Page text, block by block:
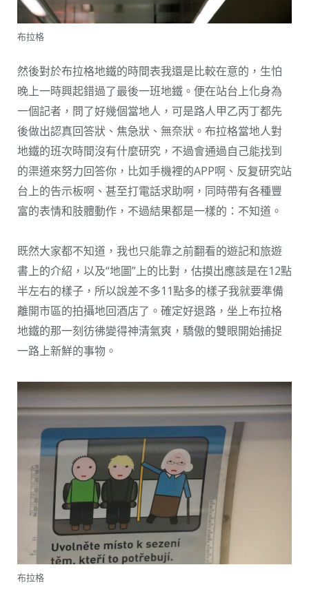
布拉格
然後對於布拉格地鐵的時間表我還是比較在意的，生怕
晚上一時興起錯過了最後一班地鐵。便在站台上化身為
一個記者，問了好幾個當地人，可是路人甲乙丙丁都先
後做出認真回答狀、焦急狀、無奈狀。布拉格當地人對
地鐵的班次時間沒有什麼研究，不過會通過自己能找到
的渠道來努力回答你，比如手機裡的APP啊、反复研究站
台上的告示板啊、甚至打電話求助啊，同時帶有各種豐
富的表情和肢體動作，不過結果都是一樣的：不知道。
既然大家都不知道，我也只能靠之前翻看的遊記和旅遊
書上的介紹，以及“地圖”上的比對，估摸出應該是在12點
半左右的樣子，所以說差不多11點多的樣子我就要準備
離開市區的拍攝地回酒店了。確定好退路，坐上布拉格
地鐵的那一刻彷彿變得神清氣爽，驕傲的雙眼開始捕捉
一路上新鮮的事物。
布拉格